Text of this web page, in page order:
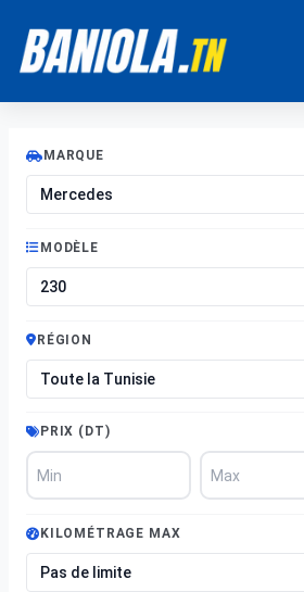
MARQUE
MODÈLE
RÉGION
PRIX (DT)
KILOMÉTRAGE MAX